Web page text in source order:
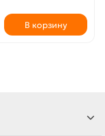
В корзину